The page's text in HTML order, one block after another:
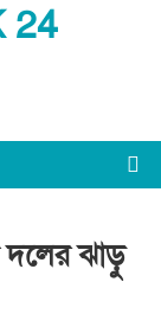
24
দলের ঝাড়ু